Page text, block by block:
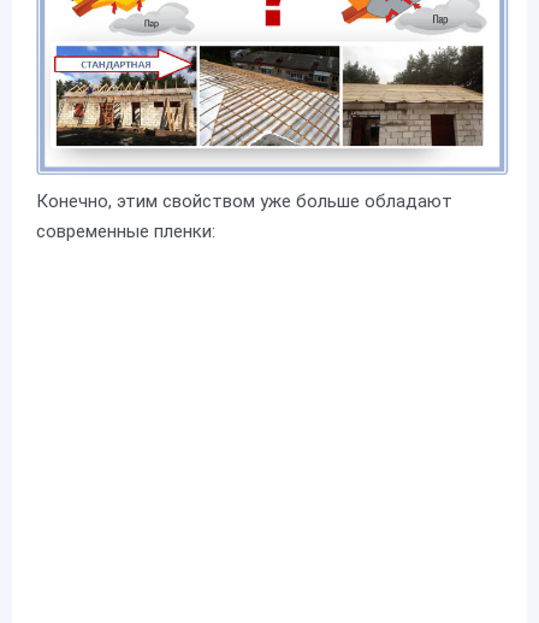
Конечно, этим свойством уже больше обладают
современные пленки: